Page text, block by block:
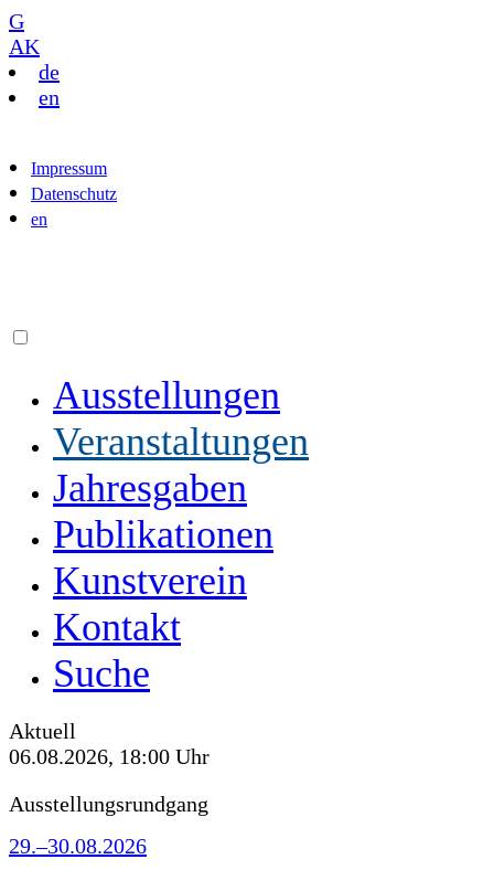
G
AK
de
en
Impressum
Datenschutz
en
Ausstellungen
Veranstaltungen
Jahresgaben
Publikationen
Kunstverein
Kontakt
Suche
Aktuell
06.08.2026, 18:00 Uhr
Ausstellungsrundgang
29.–30.08.2026